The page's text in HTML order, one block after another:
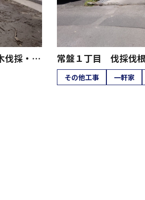
【姶良市｜リフォーム準備工事（庭木伐採・伐根／庭石撤去／整地・転圧）】 常盤１丁目 伐採伐
その他工事 一軒家